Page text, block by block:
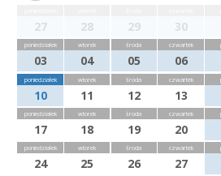
27 28 29 30
poniedziałek
03
wtorek
04
środa
05
czwartek
06
poniedziałek
10
wtorek
11
środa
12
czwartek
13
poniedziałek
17
wtorek
18
środa
19
czwartek
20
poniedziałek
24
wtorek
25
środa
26
czwartek
27